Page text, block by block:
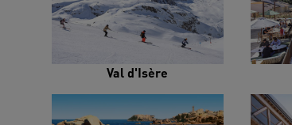
Val d'Isère